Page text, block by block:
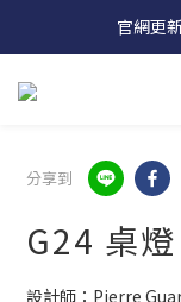
受國際原物料價
官網更
受國際原物料價
分享到
G24 桌燈
設計師：Pierre